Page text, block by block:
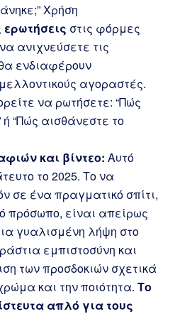
Χρήση
στις φόρμες
ανιχνεύσετε τις
ενδιαφέρουν
αγοραστές.
να ρωτήσετε: “Πώς
“Πώς αισθάνεστε το
και βίντεο: Αυτό
το 2025. Το να
σε ένα πραγματικό σπίτι,
πρόσωπο, είναι απείρως
γυαλισμένη λήψη στο
εμπιστοσύνη και
των προσδοκιών σχετικά
και την ποιότητα. Το
απλό για τους